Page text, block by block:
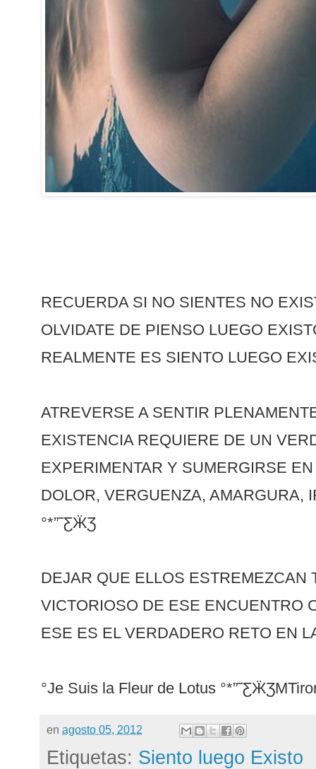
RECUERDA SI NO SIENTES NO
OLVIDATE DE PIENSO LUEGO
REALMENTE ES SIENTO LUEGO
ATREVERSE A SENTIR
EXISTENCIA REQUIERE DE UN
EXPERIMENTAR Y SUMERGIRSE
DOLOR, VERGUENZA, AMARGURA,
°*”˜ƸӜƷ
DEJAR QUE ELLOS ESTREMEZCAN
VICTORIOSO DE ESE ENCUENTRO
ESE ES EL VERDADERO RETO EN
°Je Suis la Fleur de Lotus
en agosto 05, 2012
Etiquetas: Siento luego Existo